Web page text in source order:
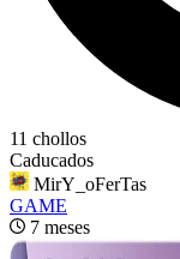
11 chollos
Caducados
MirY_oFerTas
GAME
7 meses